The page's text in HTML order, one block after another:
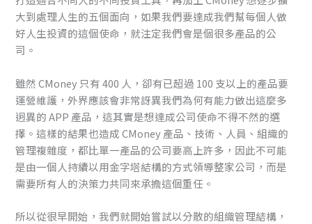
大到處理人生的五個面向，如果我們要達成我們幫每個人做
好人生投資的這個使命，就注定我們會是個很多產品的公
司。
雖然 CMoney 只有 400 人，卻有已超過 100 支以上的產品要
運營維護，外界應該會非常訝異我們為何有能力做出這麼多
迥異的 APP 產品，這其實是想達成公司使命不得不然的選
擇。這樣的結果也造成 CMoney 產品、技術、人員、組織的
管理複雜度，都比單一產品的公司要高上許多，因此不可能
是由一個人持續以用金字塔結構的方式領導整家公司，而是
需要所有人的決策力共同來承擔這個重任。
所以從很早開始，我們就開始嘗試以分散的組織管理結構，